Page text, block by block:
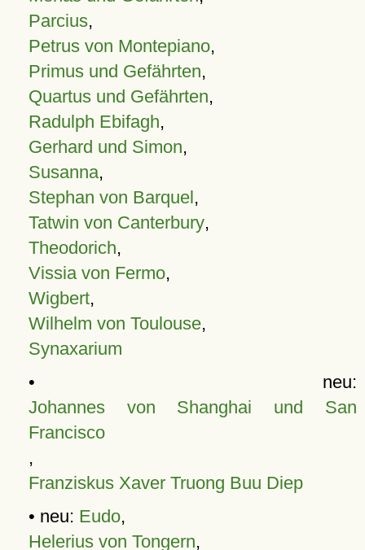
Parcius,
Petrus von Montepiano,
Primus und Gefährten,
Quartus und Gefährten,
Radulph Ebifagh,
Gerhard und Simon,
Susanna,
Stephan von Barquel,
Tatwin von Canterbury,
Theodorich,
Vissia von Fermo,
Wigbert,
Wilhelm von Toulouse,
Synaxarium
• neu:
Johannes von Shanghai und San
Francisco
,
Franziskus Xaver Truong Buu Diep
• neu: Eudo,
Helerius von Tongern,